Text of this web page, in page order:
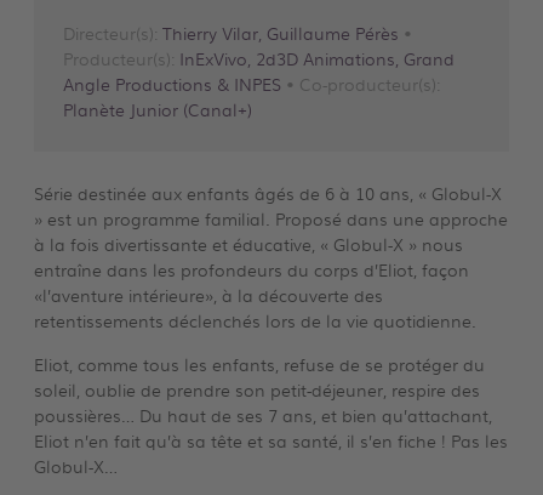
Directeur(s): Thierry Vilar, Guillaume Pérès •
Producteur(s): InExVivo, 2d3D Animations, Grand
Angle Productions & INPES • Co-producteur(s):
Planète Junior (Canal+)
Série destinée aux enfants âgés de 6 à 10 ans, « Globul-X
» est un programme familial. Proposé dans une approche
à la fois divertissante et éducative, « Globul-X » nous
entraîne dans les profondeurs du corps d’Eliot, façon
«l’aventure intérieure», à la découverte des
retentissements déclenchés lors de la vie quotidienne.
Eliot, comme tous les enfants, refuse de se protéger du
soleil, oublie de prendre son petit-déjeuner, re­spire des
poussières… Du haut de ses 7 ans, et bien qu’attachant,
Eliot n’en fait qu’à sa tête et sa santé, il s’en fiche ! Pas les
Globul-X…